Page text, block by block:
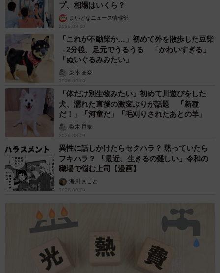
プ、相場はいくら？
まいどなニュース情報部
2026.08.09
「これが不動柴か…」初めて外を散歩した豆柴
→2分後、足元でうるうる 「かわいすぎる」
「ぬいぐるみみたい」
梨木 香奈
2026.08.09
「体だけ別生物みたい」初めて川遊びをした
犬、濡れた直後の激変ぶりが話題 「新種
だ！」「河童だ」「毛刈りされたあとの羊」
梨木 香奈
2026.08.09
異性に話しかけたらセクハラ？ 黙っていたら
フキハラ？ 「最近、生きるの難しい」令和の
職場で悩む上司【漫画】
海川 まこと
2026.08.09